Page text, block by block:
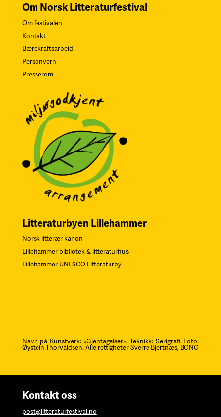
Om Norsk Litteraturfestival
Om festivalen
Kontakt
Bærekraftsarbeid
Personvern
Presserom
Litteraturbyen Lillehammer
Norsk litterær kanon
Lillehammer bibliotek & litteraturhus
Lillehammer UNESCO Litteraturby
Navn på Kunstverk: «Gjentagelser». Teknikk: Serigrafi. Foto:
Øystein Thorvaldsen. Alle rettigheter Sverre Bjertnæs, BONO
Kontakt oss
post@litteraturfestival.no